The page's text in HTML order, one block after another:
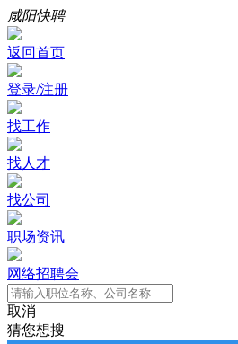
咸阳快聘
返回首页
登录/注册
找工作
找人才
找公司
职场资讯
网络招聘会
取消
猜您想搜